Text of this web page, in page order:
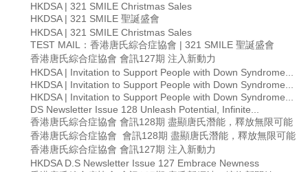
HKDSA | 321 SMILE Christmas Sales
HKDSA | 321 SMILE 聖誕盛會
HKDSA | 321 SMILE Christmas Sales
TEST MAIL：香港唐氏綜合症協會 | 321 SMILE 聖誕盛會
香港唐氏綜合症協會 會訊127期 注入新動力
HKDSA | Invitation to Support People with Down Syndrome...
HKDSA | Invitation to Support People with Down Syndrome...
HKDSA | Invitation to Support People with Down Syndrome...
DS Newsletter Issue 128 Unleash Potential, Infinite...
香港唐氏綜合症協會 會訊128期 盡顯唐氏潛能，釋放無限可能
香港唐氏綜合症協會 會訊128期 盡顯唐氏潛能，釋放無限可能
香港唐氏綜合症協會 會訊127期 注入新動力
HKDSA D.S Newsletter Issue 127 Embrace Newness